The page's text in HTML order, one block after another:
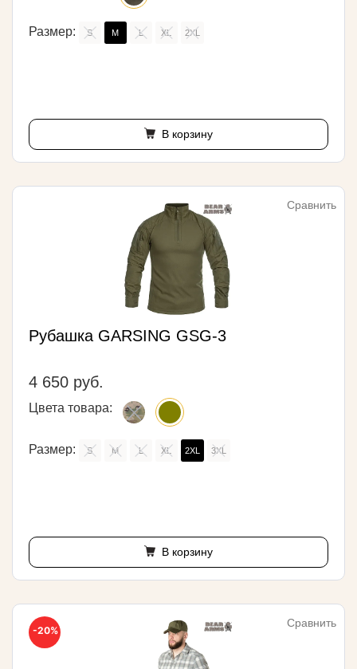
Размер: S M L XL 2XL
В корзину
Сравнить
Рубашка GARSING GSG-3
4 650 руб.
Цвета товара:
Размер: S M L XL 2XL 3XL
В корзину
-20%
Сравнить